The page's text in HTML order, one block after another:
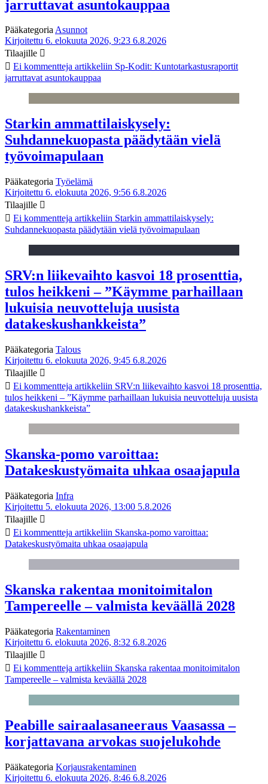
jarruttavat asuntokauppaa
PääkategoriaAsunnot
Kirjoitettu 6. elokuuta 2026, 9:23 6.8.2026
Tilaajille
Ei kommentteja artikkeliin Sp-Kodit: Kuntotarkastusraportit
jarruttavat asuntokauppaa
Starkin ammattilaiskysely:
Suhdannekuopasta päädytään vielä
työvoimapulaan
Pääkategoria Työelämä
Kirjoitettu 6. elokuuta 2026, 9:56 6.8.2026
Tilaajille
Ei kommentteja artikkeliin Starkin ammattilaiskysely:
Suhdannekuopasta päädytään vielä työvoimapulaan
SRV:n liikevaihto kasvoi 18 prosenttia,
tulos heikkeni – ”Käymme parhaillaan
lukuisia neuvotteluja uusista
datakeskushankkeista”
Pääkategoria Talous
Kirjoitettu 6. elokuuta 2026, 9:45 6.8.2026
Tilaajille
Ei kommentteja artikkeliin SRV:n liikevaihto kasvoi 18 prosenttia,
tulos heikkeni – ”Käymme parhaillaan lukuisia neuvotteluja uusista
datakeskushankkeista”
Skanska-pomo varoittaa:
Datakeskustyömaita uhkaa osaajapula
Pääkategoria Infra
Kirjoitettu 5. elokuuta 2026, 13:00 5.8.2026
Tilaajille
Ei kommentteja artikkeliin Skanska-pomo varoittaa:
Datakeskustyömaita uhkaa osaajapula
Skanska rakentaa monitoimitalon
Tampereelle – valmista keväällä 2028
Pääkategoria Rakentaminen
Kirjoitettu 6. elokuuta 2026, 8:32 6.8.2026
Tilaajille
Ei kommentteja artikkeliin Skanska rakentaa monitoimitalon
Tampereelle – valmista keväällä 2028
Peabille sairaalasaneeraus Vaasassa –
korjattavana arvokas suojelukohde
Pääkategoria Korjausrakentaminen
Kirjoitettu 6. elokuuta 2026, 8:46 6.8.2026